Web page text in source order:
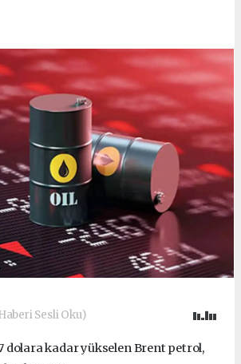
Sesli Oku)
dolara kadar yükselen Brent petrol,